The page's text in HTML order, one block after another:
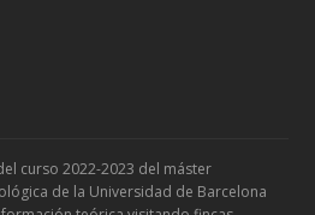
curso 2022-2023 del máster
de la Universidad de Barcelona